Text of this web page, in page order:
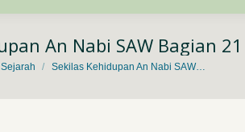
An Nabi SAW Bagian 21
Sejarah Sekilas Kehidupan An Nabi SAW…